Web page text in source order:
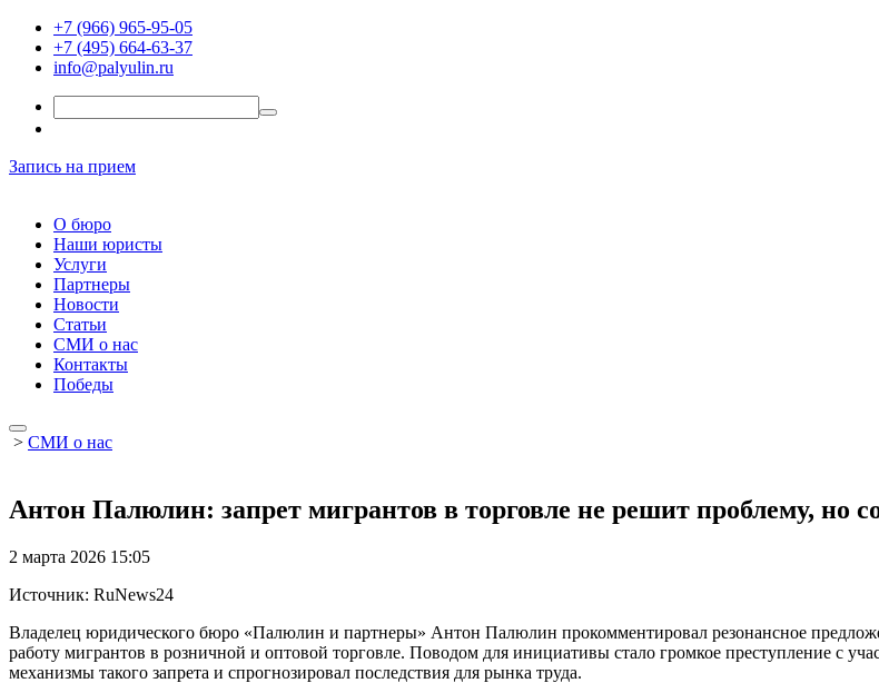
+7 (966) 965-95-05
+7 (495) 664-63-37
info@palyulin.ru
Запись на прием
О бюро
Наши юристы
Услуги
Партнеры
Новости
Статьи
СМИ о нас
Контакты
Победы
> СМИ о нас
Антон Палюлин: запрет мигрантов в торговле не решит проблему, но
2 марта 2026 15:05
Источник: RuNews24
Владелец юридического бюро «Палюлин и партнеры» Антон Палюлин прокомментировал резонансное
работу мигрантов в розничной и оптовой торговле. Поводом для инициативы стало громкое преступление с
механизмы такого запрета и спрогнозировал последствия для рынка труда.